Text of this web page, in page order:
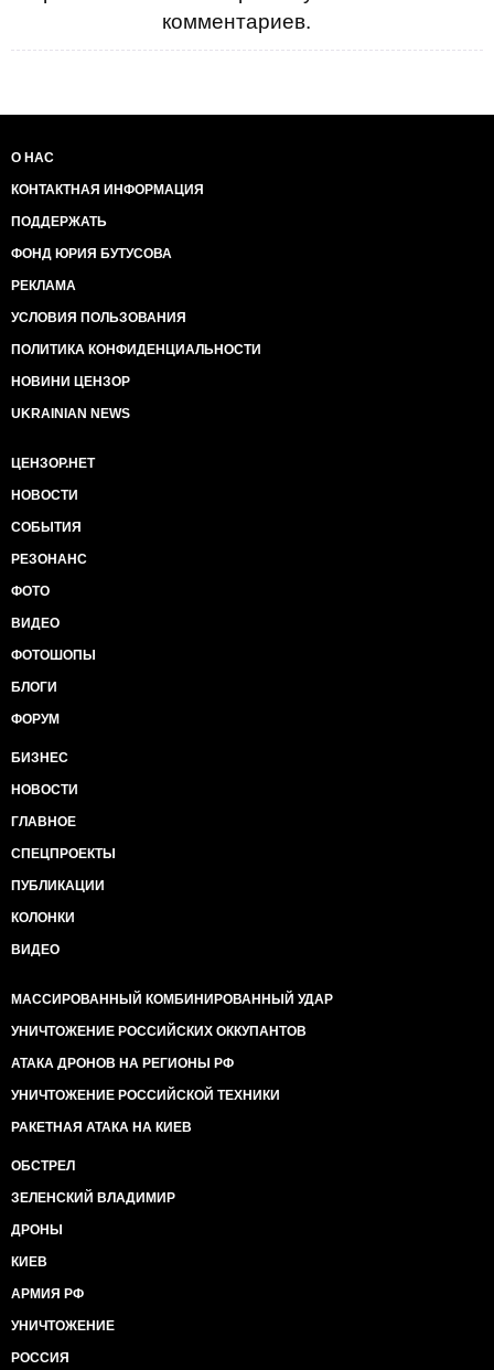
комментариев.
О НАС
КОНТАКТНАЯ ИНФОРМАЦИЯ
ПОДДЕРЖАТЬ
ФОНД ЮРИЯ БУТУСОВА
РЕКЛАМА
УСЛОВИЯ ПОЛЬЗОВАНИЯ
ПОЛИТИКА КОНФИДЕНЦИАЛЬНОСТИ
НОВИНИ ЦЕНЗОР
UKRAINIAN NEWS
ЦЕНЗОР.НЕТ
НОВОСТИ
СОБЫТИЯ
РЕЗОНАНС
ФОТО
ВИДЕО
ФОТОШОПЫ
БЛОГИ
ФОРУМ
БИЗНЕС
НОВОСТИ
ГЛАВНОЕ
СПЕЦПРОЕКТЫ
ПУБЛИКАЦИИ
КОЛОНКИ
ВИДЕО
МАССИРОВАННЫЙ КОМБИНИРОВАННЫЙ УДАР
УНИЧТОЖЕНИЕ РОССИЙСКИХ ОККУПАНТОВ
АТАКА ДРОНОВ НА РЕГИОНЫ РФ
УНИЧТОЖЕНИЕ РОССИЙСКОЙ ТЕХНИКИ
РАКЕТНАЯ АТАКА НА КИЕВ
ОБСТРЕЛ
ЗЕЛЕНСКИЙ ВЛАДИМИР
ДРОНЫ
КИЕВ
АРМИЯ РФ
УНИЧТОЖЕНИЕ
РОССИЯ